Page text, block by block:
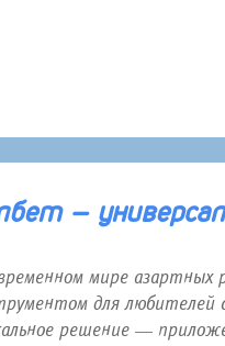
—
мире азартных
для любителей
решение —